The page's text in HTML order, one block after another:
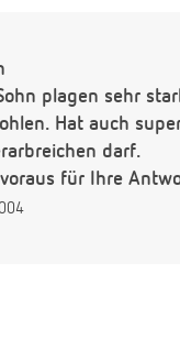
plagen sehr
Hat auch
darf.
für Ihre